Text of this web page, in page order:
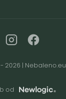
- 2026 | Nebaleno.eu
od